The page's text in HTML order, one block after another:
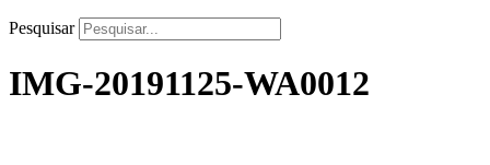
Pesquisar
IMG-20191125-WA0012